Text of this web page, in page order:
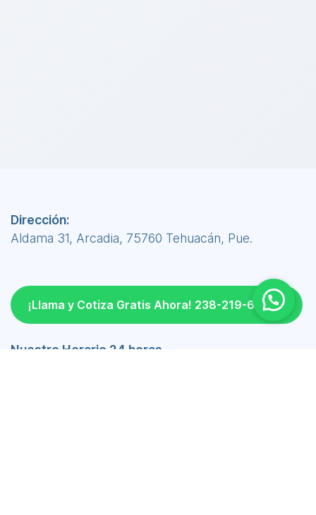
Dirección:
Aldama 31, Arcadia, 75760 Tehuacán, Pue.
¡Llama y Cotiza Gratis Ahora! 238-219-6690
Nuestro Horario 24 horas